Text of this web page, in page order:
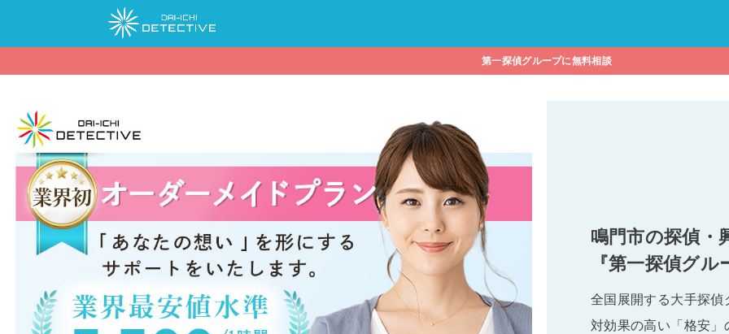
第一探偵グループに無料相談
鳴門市の探偵・
『第一探偵グル
全国展開する大手探
対効果の高い「格安」